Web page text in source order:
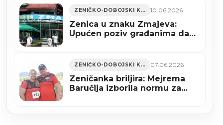
ZENIČKO-DOBOJSKI KANTON 10.06.2026
Zenica u znaku Zmajeva:
Upućen poziv građanima da
ZENIČKO-DOBOJSKI KANTON 07.06.2026
Zeničanka briljira: Mejrema
Baručija izborila normu za